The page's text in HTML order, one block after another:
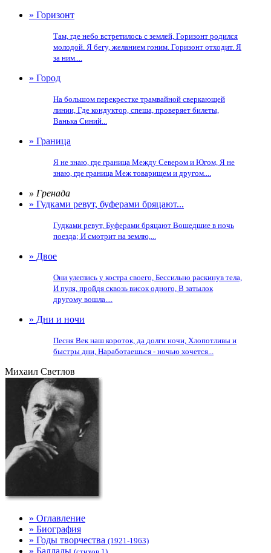
» Горизонт
Там, где небо встретилось с землей, Горизонт родился
молодой. Я бегу, желанием гоним. Горизонт отходит. Я
за ним....
» Город
На большом перекрестке трамвайной сверкающей
линии, Где кондуктор, спеша, проверяет билеты,
Ванька Синий...
» Граница
Я не знаю, где граница Между Севером и Югом, Я не
знаю, где граница Меж товарищем и другом....
» Гренада
» Гудками ревут, буферами бряцают...
Гудками ревут, Буферами бряцают Вошедшие в ночь
поезда; И смотрит на землю,...
» Двое
Они улеглись у костра своего, Бессильно раскинув тела,
И пуля, пройдя сквозь висок одного, В затылок
другому вошла....
» Дни и ночи
Песня Век наш короток, да долги ночи, Хлопотливы и
быстры дни, Наработаешься - ночью хочется...
Михаил Светлов
» Оглавление
» Биография
» Годы творчества (1921-1963)
» Баллады